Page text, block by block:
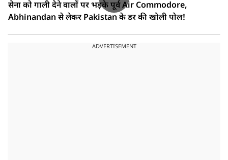
सेना को गाली देने वालों पर भड़के पूर्व Air Commodore,
Abhinandan से लेकर Pakistan के डर की खोली पोल!
ADVERTISEMENT